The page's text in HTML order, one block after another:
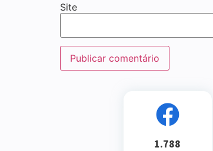
Site
1.788